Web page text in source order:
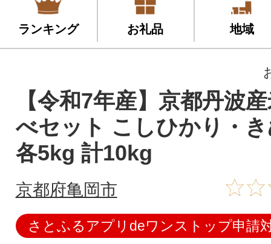
ランキング お礼品 地域
【令和7年産】京都丹波
べセット こしひかり・
各5kg 計10kg
京都府亀岡市
さとふるアプリdeワンストップ申請